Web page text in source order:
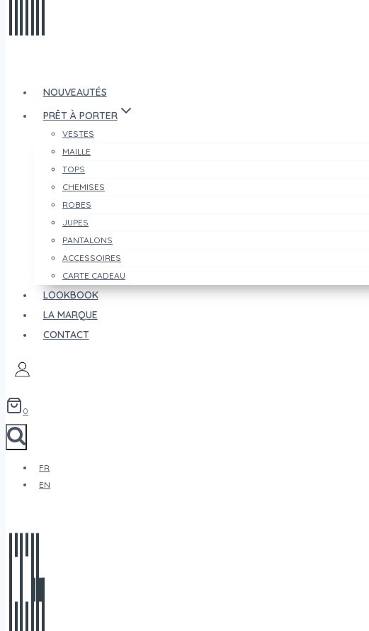
NOUVEAUTÉS
PRÊT À PORTER
VESTES
MAILLE
TOPS
CHEMISES
ROBES
JUPES
PANTALONS
ACCESSOIRES
CARTE CADEAU
LOOKBOOK
LA MARQUE
CONTACT
0
FR
EN